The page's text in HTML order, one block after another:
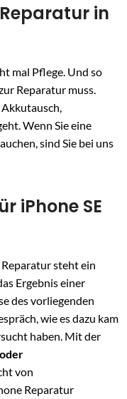
Reparatur in
mal Pflege. Und so
Reparatur muss.
Akkutausch,
Wenn Sie eine
sind Sie bei uns
iPhone SE
steht ein
Ergebnis einer
des vorliegenden
wie es dazu kam
haben. Mit der
von
Reparatur